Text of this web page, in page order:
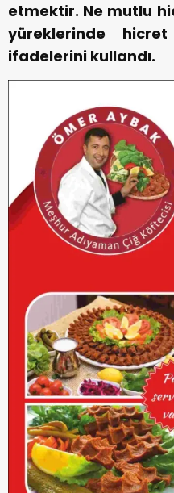
etmektir. Ne mutlu
yüreklerinde
ifadelerini kullandı.